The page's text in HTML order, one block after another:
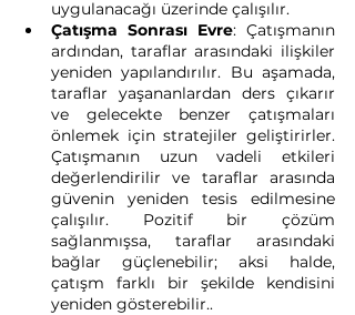
uygulanacağı üzerinde çalışılır.
Çatışma Sonrası Evre: Çatışmanın
ardından, taraflar arasındaki ilişkiler
yeniden yapılandırılır. Bu aşamada,
taraflar yaşananlardan ders çıkarır
ve gelecekte benzer çatışmaları
önlemek için stratejiler geliştirirler.
Çatışmanın uzun vadeli etkileri
değerlendirilir ve taraflar arasında
güvenin yeniden tesis edilmesine
çalışılır. Pozitif bir çözüm
sağlanmışsa, taraflar arasındaki
bağlar güçlenebilir; aksi halde,
çatışm farklı bir şekilde kendisini
yeniden gösterebilir..